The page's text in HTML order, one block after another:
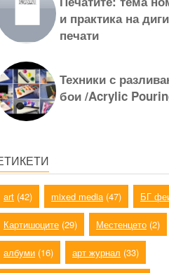
и практика на
печати
Техники с
бои /Acrylic
art (42) mixed media (47) БГ
Картишоците (29) Местенцето (2)
албуми (16) арт журнал (33)